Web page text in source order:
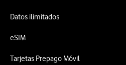
Datos ilimitados
eSIM
Tarjetas Prepago Móvil